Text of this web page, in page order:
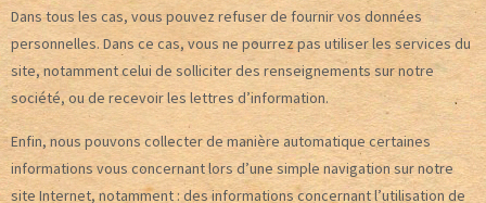
Dans tous les cas, vous pouvez refuser de fournir vos données
personnelles. Dans ce cas, vous ne pourrez pas utiliser les services du
site, notamment celui de solliciter des renseignements sur notre
société, ou de recevoir les lettres d’information.
Enfin, nous pouvons collecter de manière automatique certaines
informations vous concernant lors d’une simple navigation sur notre
site Internet, notamment : des informations concernant l’utilisation de